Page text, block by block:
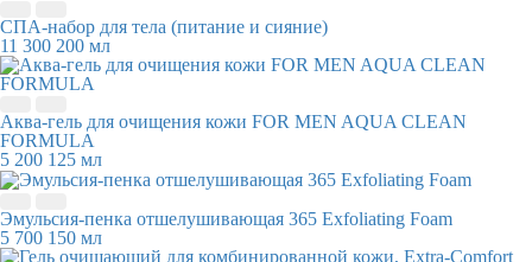
СПА-набор для тела (питание и сияние)
11 300 200 мл
Аква-гель для очищения кожи FOR MEN AQUA CLEAN
FORMULA
5 200 125 мл
Эмульсия-пенка отшелушивающая 365 Exfoliating Foam
5 700 150 мл